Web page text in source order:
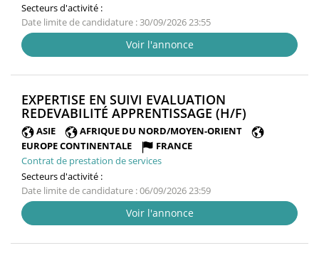
Secteurs d'activité :
Date limite de candidature : 30/09/2026 23:55
Voir l'annonce
EXPERTISE EN SUIVI EVALUATION
REDEVABILITÉ APPRENTISSAGE (H/F)
FENÊTRE)
ASIE
AFRIQUE DU NORD/MOYEN-ORIENT
EUROPE CONTINENTALE
FRANCE
Contrat de prestation de services
Secteurs d'activité :
Date limite de candidature : 06/09/2026 23:59
Voir l'annonce